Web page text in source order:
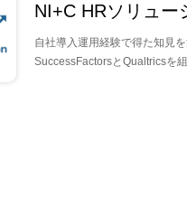
NI+C HRソリュー
自社導入運用経験で得た知見
SuccessFactorsとQualtricsを